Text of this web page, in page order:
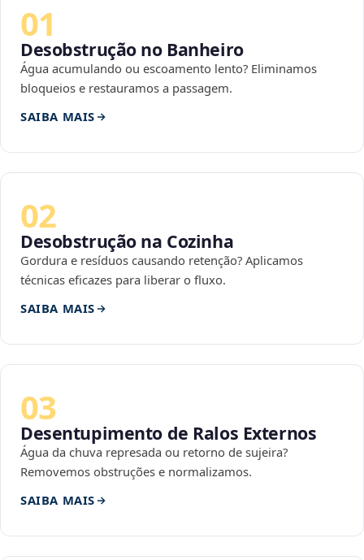
01
Desobstrução no Banheiro
Água acumulando ou escoamento lento? Eliminamos
bloqueios e restauramos a passagem.
SAIBA MAIS
02
Desobstrução na Cozinha
Gordura e resíduos causando retenção? Aplicamos
técnicas eficazes para liberar o fluxo.
SAIBA MAIS
03
Desentupimento de Ralos Externos
Água da chuva represada ou retorno de sujeira?
Removemos obstruções e normalizamos.
SAIBA MAIS